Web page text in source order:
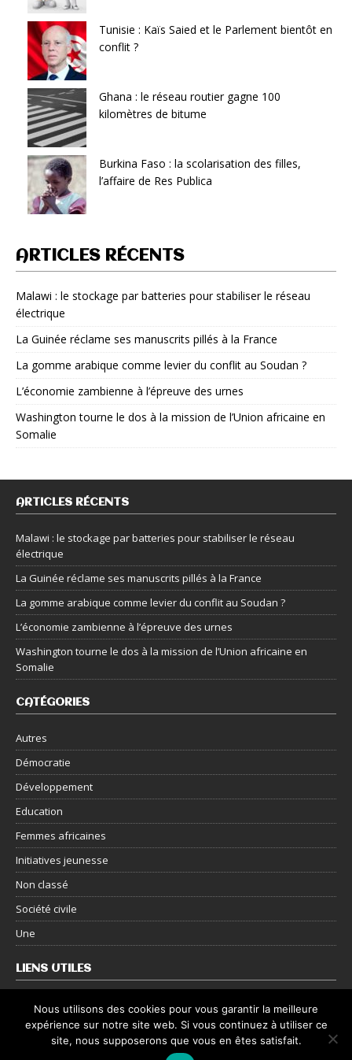
Tunisie : Kaïs Saied et le Parlement bientôt en
conflit ?
Ghana : le réseau routier gagne 100
kilomètres de bitume
Burkina Faso : la scolarisation des filles,
l’affaire de Res Publica
ARTICLES RÉCENTS
Malawi : le stockage par batteries pour stabiliser le réseau
électrique
La Guinée réclame ses manuscrits pillés à la France
La gomme arabique comme levier du conflit au Soudan ?
L’économie zambienne à l’épreuve des urnes
Washington tourne le dos à la mission de l’Union africaine en
Somalie
ARTICLES RÉCENTS
Malawi : le stockage par batteries pour stabiliser le réseau
électrique
La Guinée réclame ses manuscrits pillés à la France
La gomme arabique comme levier du conflit au Soudan ?
L’économie zambienne à l’épreuve des urnes
Washington tourne le dos à la mission de l’Union africaine en
Somalie
CATÉGORIES
Autres
Démocratie
Développement
Education
Femmes africaines
Initiatives jeunesse
Non classé
Société civile
Une
LIENS UTILES
Nous contacter
Mentions légales
Nous utilisons des cookies pour vous garantir la meilleure
expérience sur notre site web. Si vous continuez à utiliser ce
site, nous supposerons que vous en êtes satisfait.